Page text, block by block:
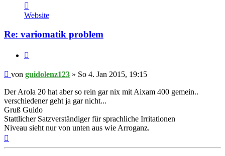
von
guidolenz123
Website
Re: variomatik problem
Beitrag
von guidolenz123 » So 4. Jan 2015, 19:15
Der Arola 20 hat aber so rein gar nix mit Aixam 400 gemein..
verschiedener geht ja gar nicht...
Gruß Guido
Stattlicher Satzverständiger für sprachliche Irritationen
Niveau sieht nur von unten aus wie Arroganz.